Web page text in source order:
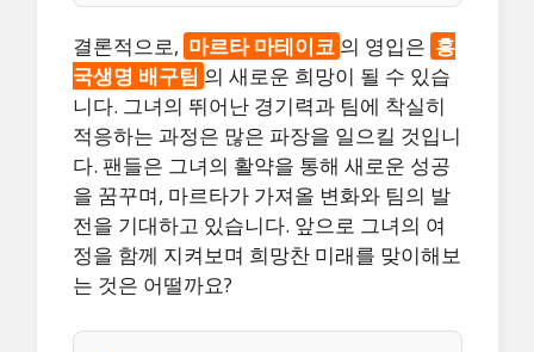
결론적으로, 마르타 마테이코 의 영입은 흥
국생명 배구팀 의 새로운 희망이 될 수 있습
니다. 그녀의 뛰어난 경기력과 팀에 착실히
적응하는 과정은 많은 파장을 일으킬 것입니
다. 팬들은 그녀의 활약을 통해 새로운 성공
을 꿈꾸며, 마르타가 가져올 변화와 팀의 발
전을 기대하고 있습니다. 앞으로 그녀의 여
정을 함께 지켜보며 희망찬 미래를 맞이해보
는 것은 어떨까요?